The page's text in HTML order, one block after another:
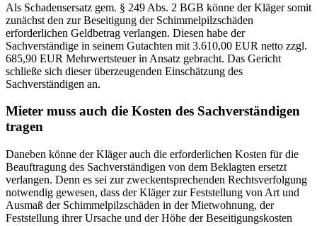
Als Schadensersatz gem. § 249 Abs. 2 BGB könne der Kläger somit
zunächst den zur Beseitigung der Schimmelpilzschäden
erforderlichen Geldbetrag verlangen. Diesen habe der
Sachverständige in seinem Gutachten mit 3.610,00 EUR netto zzgl.
685,90 EUR Mehrwertsteuer in Ansatz gebracht. Das Gericht
schließe sich dieser überzeugenden Einschätzung des
Sachverständigen an.
Mieter muss auch die Kosten des Sachverständigen
tragen
Daneben könne der Kläger auch die erforderlichen Kosten für die
Beauftragung des Sachverständigen von dem Beklagten ersetzt
verlangen. Denn es sei zur zweckentsprechenden Rechtsverfolgung
notwendig gewesen, dass der Kläger zur Feststellung von Art und
Ausmaß der Schimmelpilzschäden in der Mietwohnung, der
Feststellung ihrer Ursache und der Höhe der Beseitigungskosten